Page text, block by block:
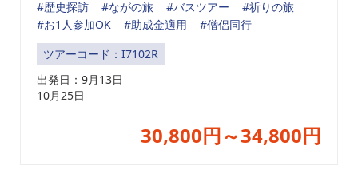
#歴史探訪 #ながの旅 #バスツアー
#祈りの旅
#お1人参加OK
#助成金適用
#僧侶同行
ツアーコード：I7102R
出発日： 9月13日
10月25日
30,800円～34,800円